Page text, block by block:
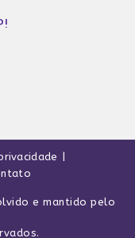
e mantido pelo